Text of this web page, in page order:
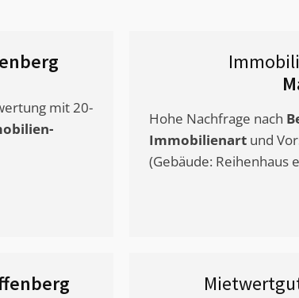
mit 20-
Hohe Nachfrage nach
Immobilienart und
(Gebäude: Reihenhaus